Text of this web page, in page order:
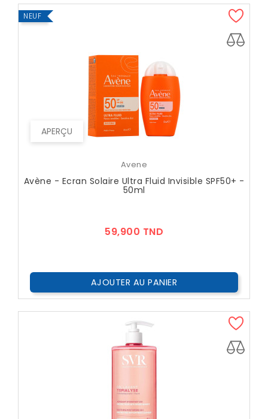
APERÇU
NEUF
Avene
Avène - Ecran Solaire Ultra Fluid Invisible SPF50+ -
50ml
59,900 TND
AJOUTER AU PANIER